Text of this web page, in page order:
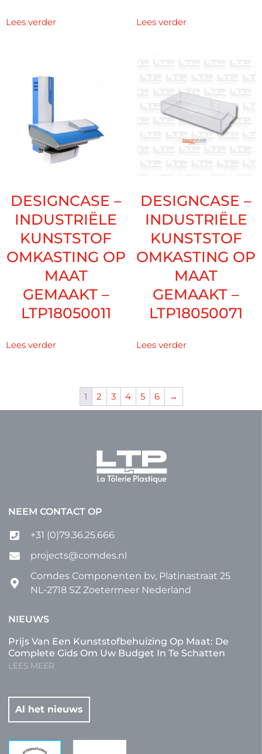
Lees verder Lees verder
DESIGNCASE –
INDUSTRIËLE
KUNSTSTOF
OMKASTING OP
MAAT
GEMAAKT –
LTP18050011
Lees verder
DESIGNCASE –
INDUSTRIËLE
KUNSTSTOF
OMKASTING OP
MAAT
GEMAAKT –
LTP18050071
Lees verder
1 2 3 4 5 6 →
NEEM CONTACT OP
+31 (0)79.36.25.666
projects@comdes.nl
Comdes Componenten bv, Platinastraat 25
NL-2718 SZ Zoetermeer Nederland
NIEUWS
Prijs Van Een Kunststofbehuizing Op Maat: De
Complete Gids Om Uw Budget In Te Schatten
LEES MEER
Al het nieuws